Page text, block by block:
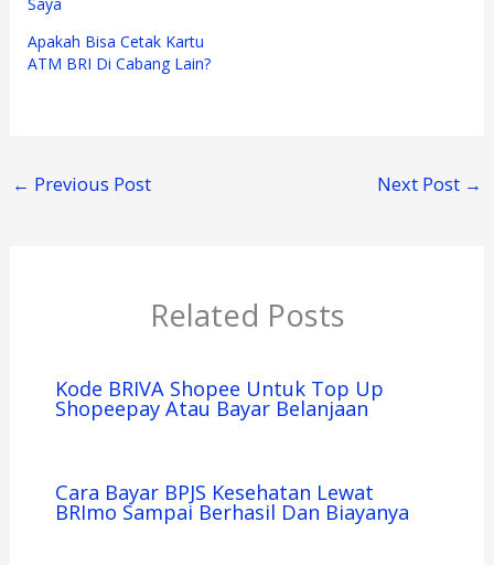
Apakah Bisa Cetak Kartu
ATM BRI Di Cabang Lain?
← Previous Post Next Post →
Related Posts
Kode BRIVA Shopee Untuk Top Up
Shopeepay Atau Bayar Belanjaan
Cara Bayar BPJS Kesehatan Lewat
BRImo Sampai Berhasil Dan Biayanya